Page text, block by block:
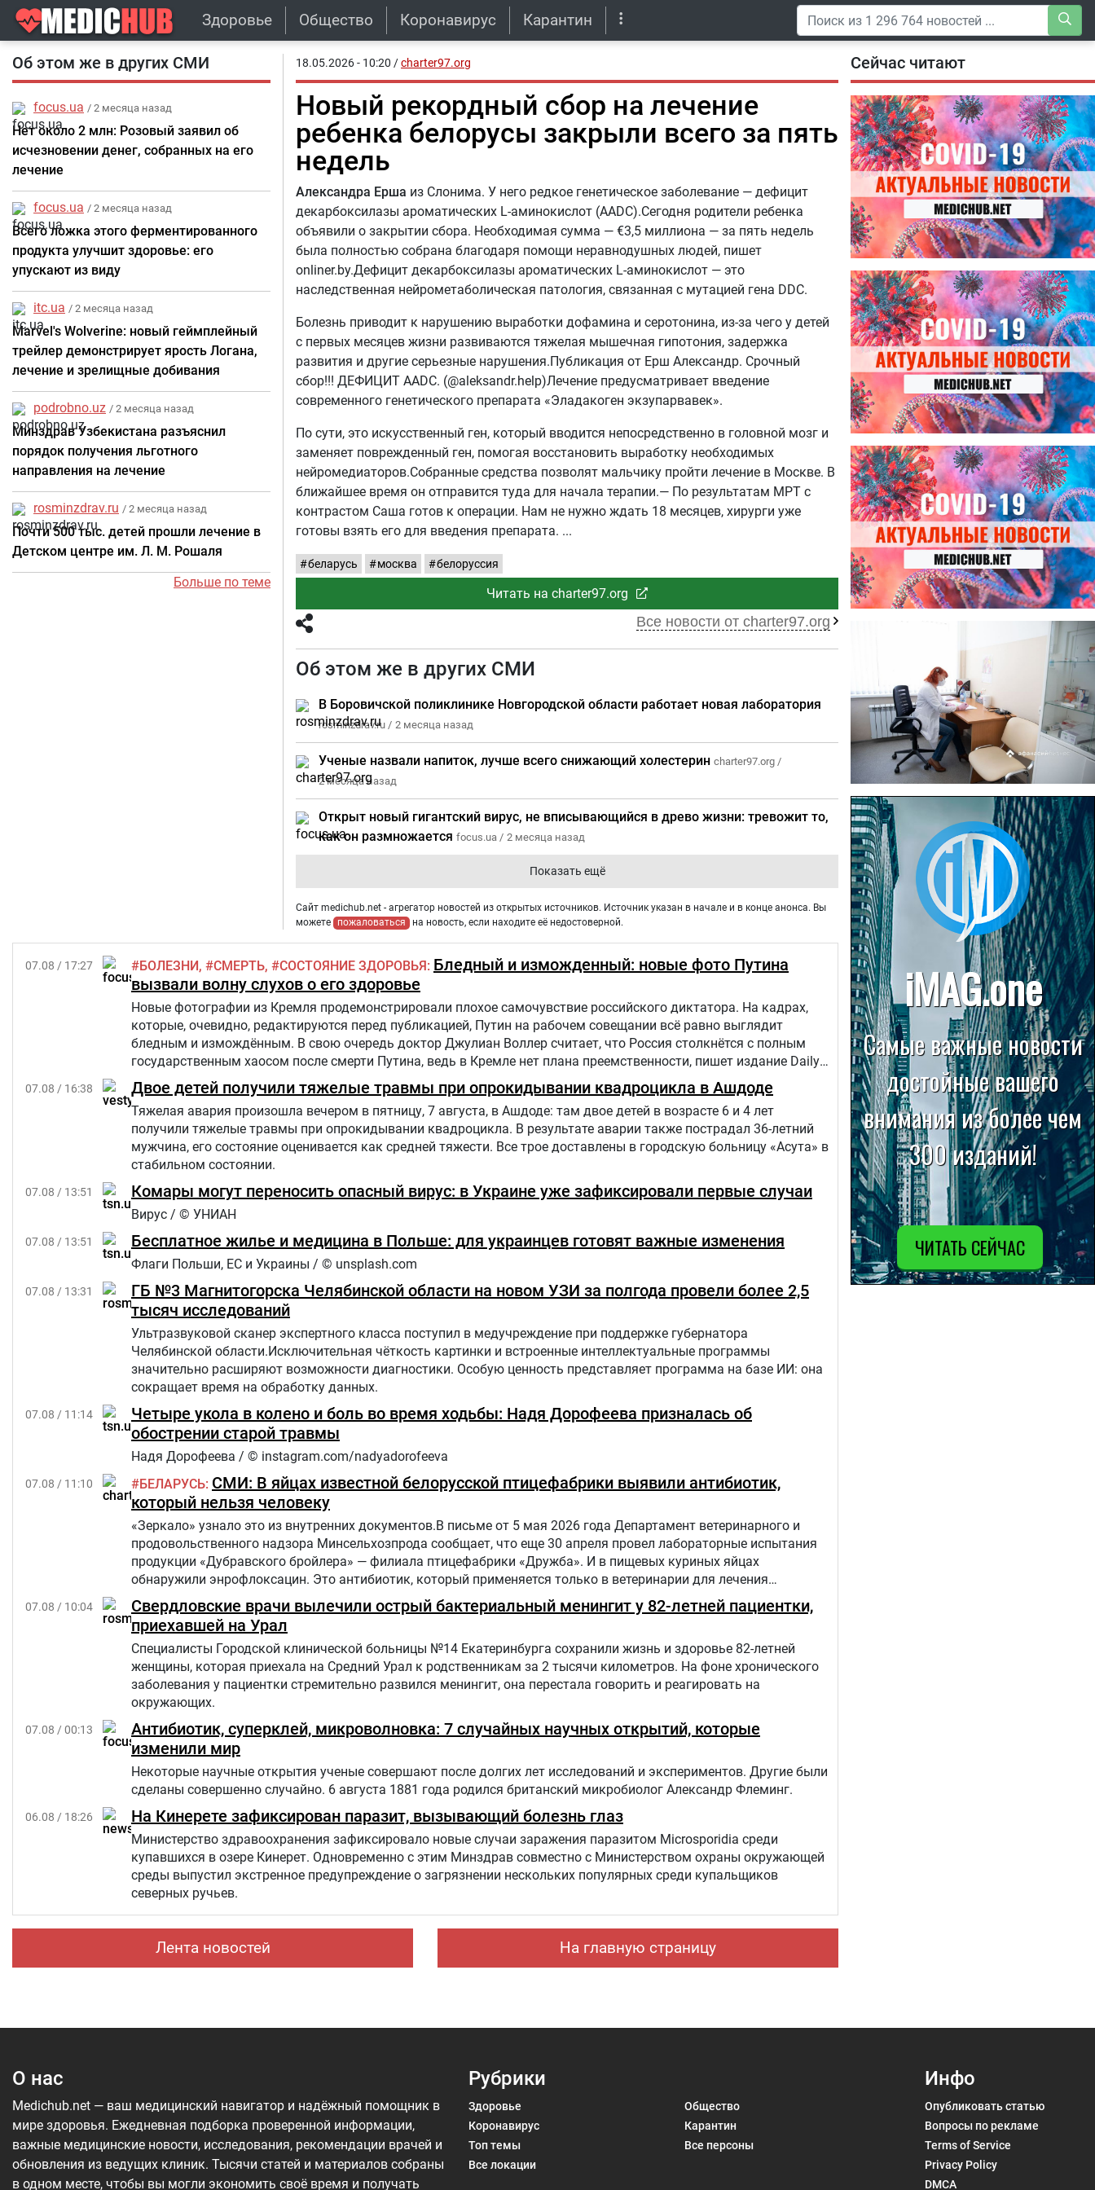
Здоровье Общество Коронавирус Карантин
Об этом же в других СМИ
focus.ua / 2 месяца назад
Нет около 2 млн: Розовый заявил об
исчезновении денег, собранных на его
лечение
focus.ua / 2 месяца назад
Всего ложка этого ферментированного
продукта улучшит здоровье: его
упускают из виду
itc.ua / 2 месяца назад
Marvel's Wolverine: новый геймплейный
трейлер демонстрирует ярость Логана,
лечение и зрелищные добивания
podrobno.uz / 2 месяца назад
Минздрав Узбекистана разъяснил
порядок получения льготного
направления на лечение
rosminzdrav.ru / 2 месяца назад
Почти 500 тыс. детей прошли лечение в
Детском центре им. Л. М. Рошаля
Больше по теме
18.05.2026 - 10:20 /charter97.org
Новый рекордный сбор на лечение
ребенка белорусы закрыли всего за пять
недель
Александра Ерша из Слонима. У него редкое генетическое заболевание — дефицит
декарбоксилазы ароматических L-аминокислот (AADC).Сегодня родители ребенка
объявили о закрытии сбора. Необходимая сумма — €3,5 миллиона — за пять недель
была полностью собрана благодаря помощи неравнодушных людей, пишет
оnliner.by.Дефицит декарбоксилазы ароматических L-аминокислот — это
наследственная нейрометаболическая патология, связанная с мутацией гена DDC.
Болезнь приводит к нарушению выработки дофамина и серотонина, из-за чего у детей
с первых месяцев жизни развиваются тяжелая мышечная гипотония, задержка
развития и другие серьезные нарушения.Публикация от Ерш Александр. Срочный
сбор!!! ДЕФИЦИТ AADC. (@aleksandr.help)Лечение предусматривает введение
современного генетического препарата «Эладакоген экзупарвавек».
По сути, это искусственный ген, который вводится непосредственно в головной мозг и
заменяет поврежденный ген, помогая восстановить выработку необходимых
нейромедиаторов.Собранные средства позволят мальчику пройти лечение в Москве. В
ближайшее время он отправится туда для начала терапии.— По результатам МРТ с
контрастом Саша готов к операции. Нам не нужно ждать 18 месяцев, хирурги уже
готовы взять его для введения препарата.
беларусь москва белоруссия
Читать на charter97.org
Все новости от charter97.org
Об этом же в других СМИ
В Боровичской поликлинике Новгородской области работает новая лаборатория
rosminzdrav.ru / 2 месяца назад
Ученые назвали напиток, лучше всего снижающий холестерин charter97.org /
2 месяца назад
Открыт новый гигантский вирус, не вписывающийся в древо жизни: тревожит то,
как он размножается focus.ua / 2 месяца назад
Показать ещё
Сайт medichub.net - агрегатор новостей из открытых источников. Источник указан в начале и в конце анонса. Вы
можете
пожаловаться на новость, если находите её недостоверной.
07.08 / 17:27 БОЛЕЗНИ СМЕРТЬ СОСТОЯНИЕ ЗДОРОВЬЯ Бледный и изможденный: новые фото Путина
вызвали волну слухов о его здоровье
Новые фотографии из Кремля продемонстрировали плохое самочувствие российского диктатора. На кадрах,
которые, очевидно, редактируются перед публикацией, Путин на рабочем совещании всё равно выглядит
бледным и измождённым. В свою очередь доктор Джулиан Воллер считает, что Россия столкнётся с полным
государственным хаосом после смерти Путина, ведь в Кремле нет плана преемственности, пишет издание Daily
Star.
07.08 / 16:38 Двое детей получили тяжелые травмы при опрокидывании квадроцикла в Ашдоде
Тяжелая авария произошла вечером в пятницу, 7 августа, в Ашдоде: там двое детей в возрасте 6 и 4 лет
получили тяжелые травмы при опрокидывании квадроцикла. В результате аварии также пострадал 36-летний
мужчина, его состояние оценивается как средней тяжести. Все трое доставлены в городскую больницу «Асута» в
стабильном состоянии.
07.08 / 13:51 Комары могут переносить опасный вирус: в Украине уже зафиксировали первые случаи
Вирус / © УНИАН
07.08 / 13:51 Бесплатное жилье и медицина в Польше: для украинцев готовят важные изменения
Флаги Польши, ЕС и Украины / © unsplash.com
07.08 / 13:31
ГБ №3 Магнитогорска Челябинской области на новом УЗИ за полгода провели более 2,5
тысяч исследований
Ультразвуковой сканер экспертного класса поступил в медучреждение при поддержке губернатора
Челябинской области.Исключительная чёткость картинки и встроенные интеллектуальные программы
значительно расширяют возможности диагностики. Особую ценность представляет программа на базе ИИ: она
сокращает время на обработку данных.
07.08 / 11:14
Четыре укола в колено и боль во время ходьбы: Надя Дорофеева призналась об
обострении старой травмы
Надя Дорофеева / © instagram.com/nadyadorofeeva
07.08 / 11:10 БЕЛАРУСЬ СМИ: В яйцах известной белорусской птицефабрики выявили антибиотик,
который нельзя человеку
«Зеркало» узнало это из внутренних документов.В письме от 5 мая 2026 года Департамент ветеринарного и
продовольственного надзора Минсельхозпрода сообщает, что еще 30 апреля провел лабораторные испытания
продукции «Дубравского бройлера» — филиала птицефабрики «Дружба». И в пищевых куриных яйцах
обнаружили энрофлоксацин. Это антибиотик, который применяется только в ветеринарии для лечения
сельскохозяйственных, домашних животных и птиц.
07.08 / 10:04
Свердловские врачи вылечили острый бактериальный менингит у 82-летней пациентки,
приехавшей на Урал
Специалисты Городской клинической больницы №14 Екатеринбурга сохранили жизнь и здоровье 82-летней
женщины, которая приехала на Средний Урал к родственникам за 2 тысячи километров. На фоне хронического
заболевания у пациентки стремительно развился менингит, она перестала говорить и реагировать на
окружающих.
07.08 / 00:13
Антибиотик, суперклей, микроволновка: 7 случайных научных открытий, которые
изменили мир
Некоторые научные открытия ученые совершают после долгих лет исследований и экспериментов. Другие были
сделаны совершенно случайно. 6 августа 1881 года родился британский микробиолог Александр Флеминг.
06.08 / 18:26 На Кинерете зафиксирован паразит, вызывающий болезнь глаз
Министерство здравоохранения зафиксировало новые случаи заражения паразитом Microsporidia среди
купавшихся в озере Кинерет. Одновременно с этим Минздрав совместно с Министерством охраны окружающей
среды выпустил экстренное предупреждение о загрязнении нескольких популярных среди купальщиков
северных ручьев.
Лента новостей На главную страницу
Сейчас читают
04.08.2026
Специалисты дали советы, как
правильно пить витамины
27.07.2026
Лучше фасоли: диетолог
названа 8 продуктов,
содержащих много клетчатки
угрозы: что нужно знать о
летних инфекциях
22.07.2026
Больница в Спирово работает
без рентгеновского кабинета
О нас
Medichub.net — ваш медицинский навигатор и надёжный помощник в
мире здоровья. Ежедневная подборка проверенной информации,
важные медицинские новости, исследования, рекомендации врачей и
обновления из ведущих клиник. Тысячи статей и материалов собраны
в одном месте, чтобы вы могли экономить своё время и получать
Рубрики
Здоровье
Общество
Коронавирус
Карантин
Топ темы
Все персоны
Все локации
Инфо
Опубликовать статью
Вопросы по рекламе
Terms of Service
Privacy Policy
DMCA